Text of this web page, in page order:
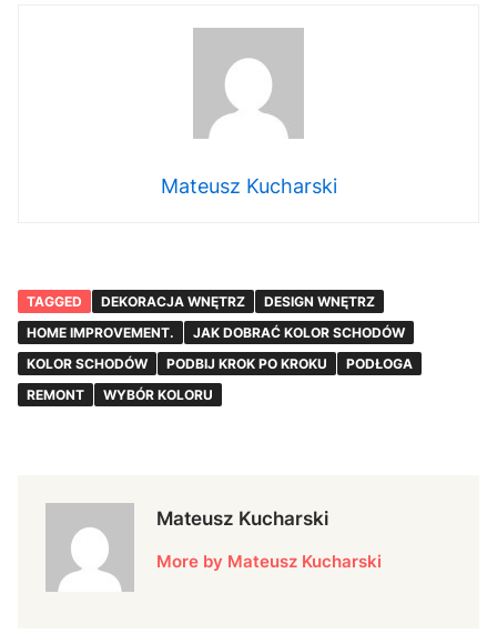
Mateusz Kucharski
TAGGED DEKORACJA WNĘTRZ
DESIGN WNĘTRZ
HOME IMPROVEMENT.
JAK DOBRAĆ KOLOR SCHODÓW
KOLOR SCHODÓW
PODBIJ KROK PO KROKU
PODŁOGA
REMONT
WYBÓR KOLORU
Mateusz Kucharski
More by Mateusz Kucharski